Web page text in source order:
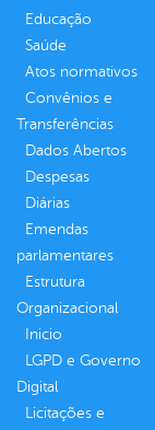
Educação
Saúde
Atos normativos
Convênios e
Transferências
Dados Abertos
Despesas
Diárias
Emendas
parlamentares
Estrutura
Organizacional
Inicio
LGPD e Governo
Digital
Licitações e